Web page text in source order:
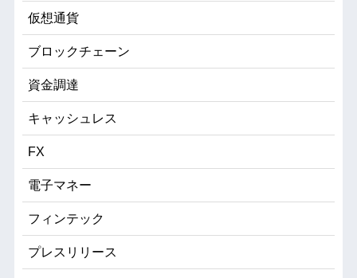
仮想通貨
ブロックチェーン
資金調達
キャッシュレス
FX
電子マネー
フィンテック
プレスリリース